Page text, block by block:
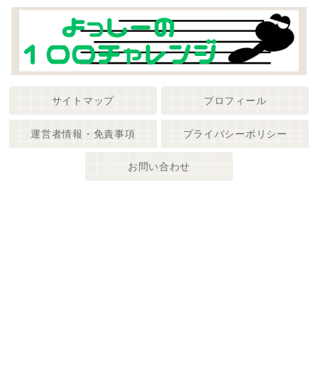
サイトマップ プロフィール
運営者情報・免責事項 プライバシーポリシー
お問い合わせ